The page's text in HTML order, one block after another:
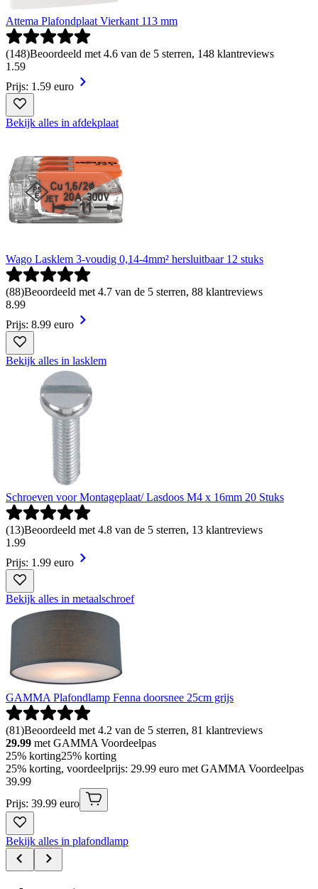
Attema Plafondplaat Vierkant 113 mm
(148)Beoordeeld met 4.6 van de 5 sterren, 148 klantreviews
1 .59
Prijs: 1.59 euro
Bekijk alles in afdekplaat
Wago Lasklem 3-voudig 0,14-4mm² hersluitbaar 12 stuks
(88)Beoordeeld met 4.7 van de 5 sterren, 88 klantreviews
8.99
Prijs: 8.99 euro
Bekijk alles in lasklem
Schroeven voor Montageplaat/ Lasdoos M4 x 16mm 20 Stuks
(13)Beoordeeld met 4.8 van de 5 sterren, 13 klantreviews
1 .99
Prijs: 1.99 euro
Bekijk alles in metaalschroef
GAMMA Plafondlamp Fenna doorsnee 25cm grijs
(81)Beoordeeld met 4.2 van de 5 sterren, 81 klantreviews
29.99 met GAMMA Voordeelpas
25% korting25% korting
25% korting, voordeelprijs: 29.99 euro met GAMMA Voordeelpas
39.99
Prijs: 39.99 euro
Bekijk alles in plafondlamp